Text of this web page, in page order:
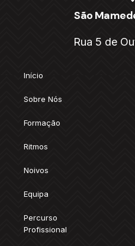
São
Rua 5 de
Início
Sobre Nós
Formação
Ritmos
Noivos
Equipa
Percurso
Profissional